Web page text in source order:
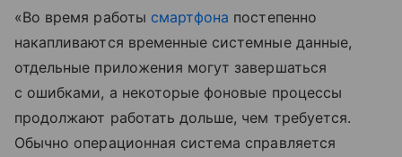
«Во время работы смартфона постепенно
накапливаются временные системные данные,
отдельные приложения могут завершаться
с ошибками, а некоторые фоновые процессы
продолжают работать дольше, чем требуется.
Обычно операционная система справляется